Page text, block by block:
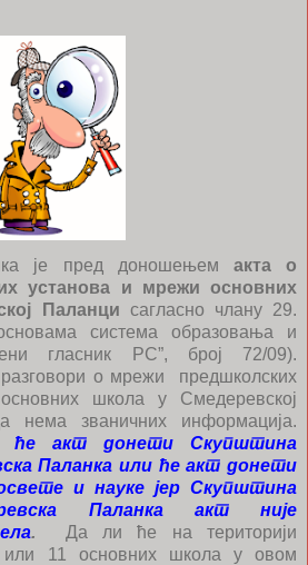
је пред доношењем акта о
установа и мрежи основних
Паланци сагласно члану 29.
система образовања и
гласник РС”, број 72/09).
о мрежи предшколских
школа у Смедеревској
нема званичних информација.
ће акт донети Скупштина
Паланка или ће акт донети
и науке јер Скупштина
Паланка акт није
. Да ли ће на територији
11 основних школа у овом